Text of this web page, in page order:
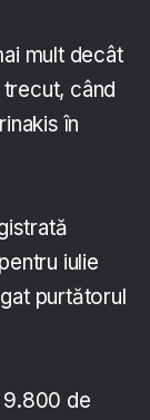
mult decât
trecut, când
în
iulie
purtătorul
9.800 de